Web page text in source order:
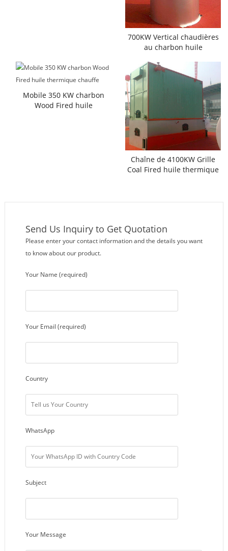
700KW Vertical chaudières
au charbon huile
Mobile 350 KW charbon
Wood Fired huile
Chaîne de 4100KW Grille
Coal Fired huile thermique
Send Us Inquiry to Get Quotation
Please enter your contact information and the details you want
to know about our product.
Your Name (required)
Your Email (required)
Country
WhatsApp
Subject
Your Message